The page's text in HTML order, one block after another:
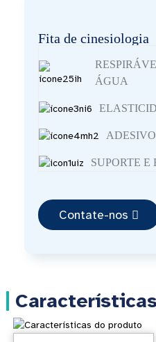
Fita de cinesiologia
ÁGUA
SUPORTE
Contate-nos